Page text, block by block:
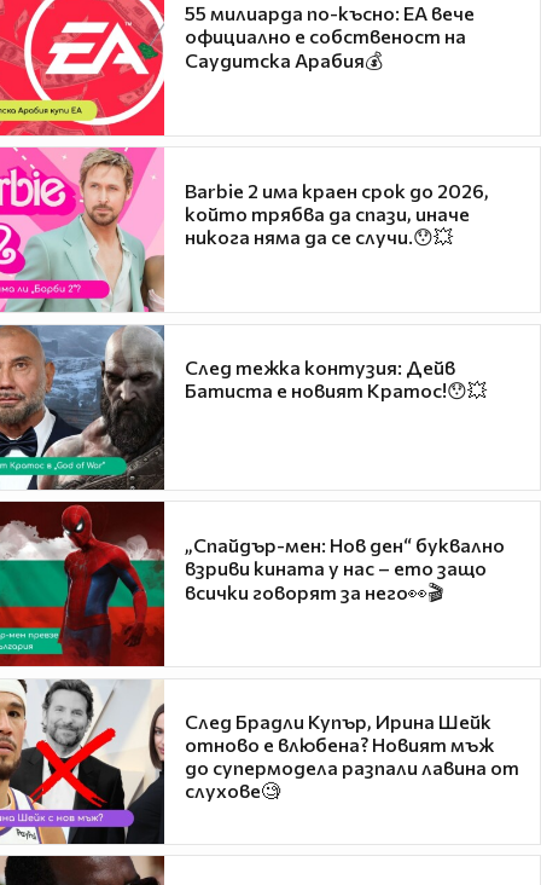
55 милиарда по-късно: EA вече
официално е собственост на
Саудитска Арабия💰
Barbie 2 има краен срок до 2026,
който трябва да спази, иначе
никога няма да се случи.😯💥
След тежка контузия: Дейв
Батиста е новият Кратос!😯💥
„Спайдър-мен: Нов ден“ буквално
взриви кината у нас – ето защо
всички говорят за него👀🎬
След Брадли Купър, Ирина Шейк
отново е влюбена? Новият мъж
до супермодела разпали лавина от
слухове🧐